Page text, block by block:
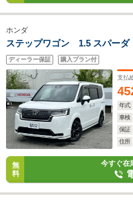
ホンダ
ステップワゴン 1.5 スパー
ディーラー保証 購入プラン付
支払
年式
車検
保証
住所
無
料
今すぐ在